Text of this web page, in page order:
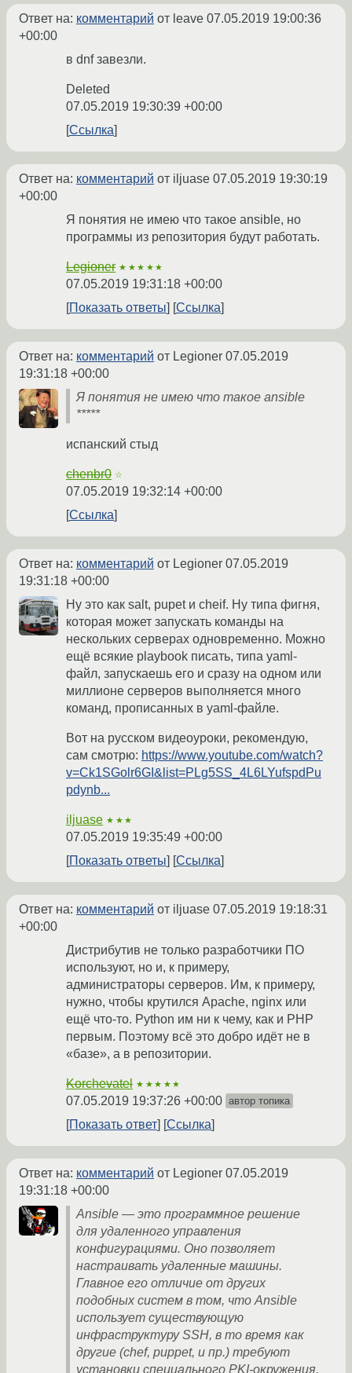
Ответ на: комментарий от leave 07.05.2019 19:00:36
+00:00
в dnf завезли.
Deleted
07.05.2019 19:30:39 +00:00
Ссылка
Ответ на: комментарий от iljuase 07.05.2019 19:30:19
+00:00
Я понятия не имею что такое ansible, но
программы из репозитория будут работать.
Legioner ★★★★★
07.05.2019 19:31:18 +00:00
Показать ответы
Ссылка
Ответ на: комментарий от Legioner 07.05.2019
19:31:18 +00:00
Я понятия не имею что такое ansible
*****
испанский стыд
chenbr0 ☆
07.05.2019 19:32:14 +00:00
Ссылка
Ответ на: комментарий от Legioner 07.05.2019
19:31:18 +00:00
Ну это как salt, pupet и cheif. Ну типа фигня,
которая может запускать команды на
нескольких серверах одновременно. Можно
ещё всякие playbook писать, типа yaml-
файл, запускаешь его и сразу на одном или
миллионе серверов выполняется много
команд, прописанных в yaml-файле.
Вот на русском видеоуроки, рекомендую,
сам смотрю: https://www.youtube.com/watch?
v=Ck1SGolr6GI&list=PLg5SS_4L6LYufspdPu
pdynb...
iljuase ★★★
07.05.2019 19:35:49 +00:00
Показать ответы
Ссылка
Ответ на: комментарий от iljuase 07.05.2019 19:18:31
+00:00
Дистрибутив не только разработчики ПО
используют, но и, к примеру,
администраторы серверов. Им, к примеру,
нужно, чтобы крутился Apache, nginx или
ещё что-то. Python им ни к чему, как и PHP
первым. Поэтому всё это добро идёт не в
«базе», а в репозитории.
Korchevatel ★★★★★
07.05.2019 19:37:26 +00:00 автор топика
Показать ответ Ссылка
Ответ на: комментарий от Legioner 07.05.2019
19:31:18 +00:00
Ansible — это программное решение
для удаленного управления
конфигурациями. Оно позволяет
настраивать удаленные машины.
Главное его отличие от других
подобных систем в том, что Ansible
использует существующую
инфраструктуру SSH, в то время как
другие (chef, puppet, и пр.) требуют
установки специального PKI-окружения.